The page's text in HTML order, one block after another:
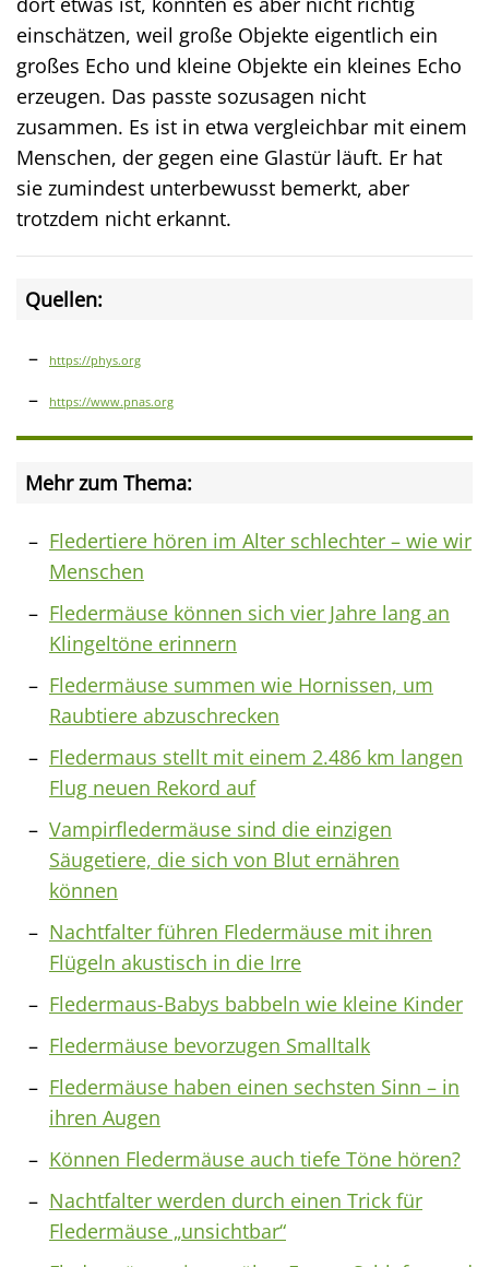
einschätzen, weil große Objekte eigentlich ein
großes Echo und kleine Objekte ein kleines Echo
erzeugen. Das passte sozusagen nicht
zusammen. Es ist in etwa vergleichbar mit einem
Menschen, der gegen eine Glastür läuft. Er hat
sie zumindest unterbewusst bemerkt, aber
trotzdem nicht erkannt.
Quellen:
https://phys.org
https://www.pnas.org
Mehr zum Thema:
Fledertiere hören im Alter schlechter – wie wir
Menschen
Fledermäuse können sich vier Jahre lang an
Klingeltöne erinnern
Fledermäuse summen wie Hornissen, um
Raubtiere abzuschrecken
Fledermaus stellt mit einem 2.486 km langen
Flug neuen Rekord auf
Vampirfledermäuse sind die einzigen
Säugetiere, die sich von Blut ernähren
können
Nachtfalter führen Fledermäuse mit ihren
Flügeln akustisch in die Irre
Fledermaus-Babys babbeln wie kleine Kinder
Fledermäuse bevorzugen Smalltalk
Fledermäuse haben einen sechsten Sinn – in
ihren Augen
Können Fledermäuse auch tiefe Töne hören?
Nachtfalter werden durch einen Trick für
Fledermäuse „unsichtbar“